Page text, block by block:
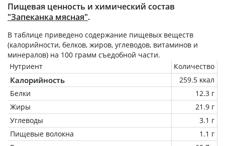
Пищевая ценность и химический состав
"Запеканка мясная".
В таблице приведено содержание пищевых веществ
(калорийности, белков, жиров, углеводов, витаминов и
минералов) на 100 грамм съедобной части.
Нутриент
Количество
Калорийность
259.5 ккал
Белки
12.3 г
Жиры
21.9 г
Углеводы
3.1 г
Пищевые волокна
1.1 г